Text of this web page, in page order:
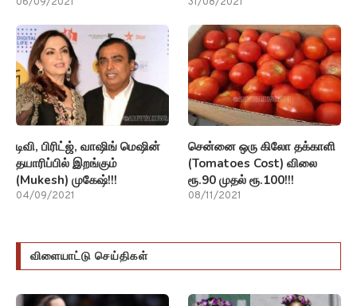
டிவி, பிரிட்ஜ், வாஷிங் மெஷின்
தயாரிப்பில் இறங்கும்
(Mukesh) முகேஷ்!!!
04/09/2021
சென்னை ஒரு கிலோ தக்காளி
(Tomatoes Cost) விலை
ரூ.90 முதல் ரூ.100!!!
08/11/2021
விளையாட்டு செய்திகள்